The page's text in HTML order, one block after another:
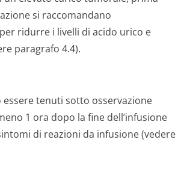
si raccomandano
ridurre i livelli di acido urico e
paragrafo 4.4).
essere tenuti sotto osservazione
1 ora dopo la fine dell’infusione
di reazioni da infusione (vedere